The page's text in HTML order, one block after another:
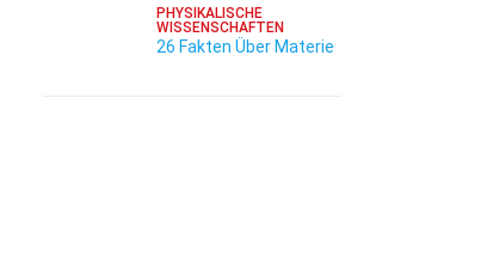
PHYSIKALISCHE
WISSENSCHAFTEN
26 Fakten Über Materie